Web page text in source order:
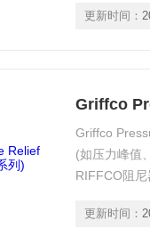
更新时间：
Griffco
Griffco
(如压力峰值
RIFFCO阻
更新时间：